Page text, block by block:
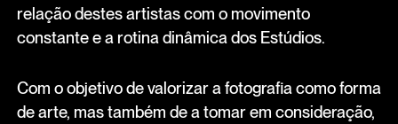
relação destes artistas com o movimento
constante e a rotina dinâmica dos Estúdios.
Com o objetivo de valorizar a fotografia como forma
de arte, mas também de a tomar em consideração,